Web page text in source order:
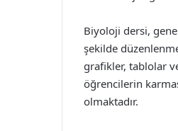
Biyoloji dersi,
şekilde
grafikler, tablolar
öğrencilerin
olmaktadır.